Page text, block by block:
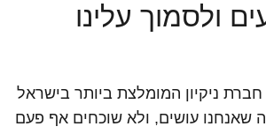
ולסמוך עלינו
ניקיון המומלצת ביותר בישראל
שאנחנו עושים, ולא שוכחים אף פעם